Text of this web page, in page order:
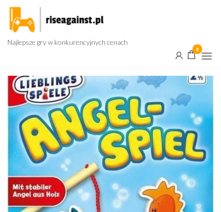
Przejdź
treści
Najlepsze gry w konkurencyjnych cenach
0